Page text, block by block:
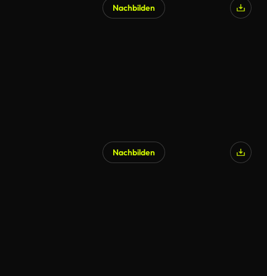
Nachbilden
Nachbilden